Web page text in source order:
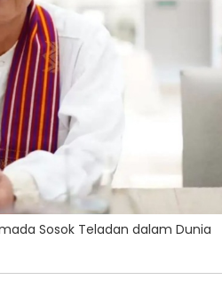
Sosok Teladan dalam Dunia